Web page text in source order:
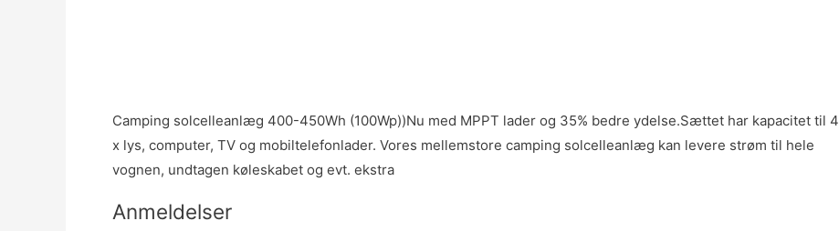
Camping solcelleanlæg 400-450Wh (100Wp))Nu med MPPT lader og 35% bedre ydelse.Sættet har kapacitet til 4
x lys, computer, TV og mobiltelefonlader. Vores mellemstore camping solcelleanlæg kan levere strøm til hele
vognen, undtagen køleskabet og evt. ekstra
Anmeldelser